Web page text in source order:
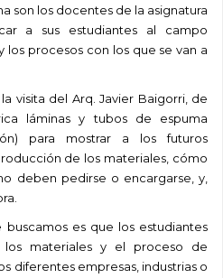
son los docentes de la asignatura
a sus estudiantes al campo
los procesos con los que se van a
visita del Arq. Javier Baigorri, de
láminas y tubos de espuma
para mostrar a los futuros
de los materiales, cómo
deben pedirse o encargarse, y,
es que los estudiantes
materiales y el proceso de
diferentes empresas, industrias o